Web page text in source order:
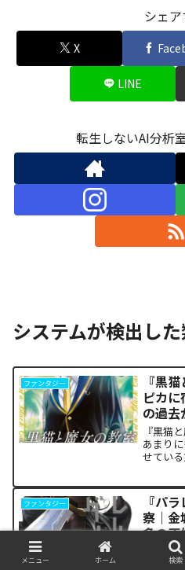
シェ
X
LINE
転生しないAI分析
システムが検出し
ファンタジー
『黒
ピカ
の過去
『黒猫
あまり
せてい
ドの裏
った「
ファンタジー
『パ
察｜金
多の正
『パラ
え、突
メニュー ホーム 検索